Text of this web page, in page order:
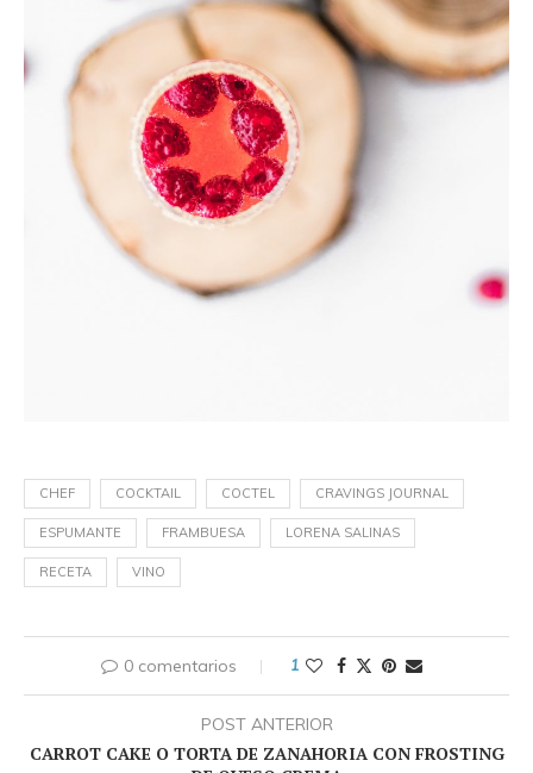
CHEF COCKTAIL COCTEL CRAVINGS JOURNAL
ESPUMANTE FRAMBUESA LORENA SALINAS
RECETA VINO
0 comentarios 1
POST ANTERIOR
CARROT CAKE O TORTA DE ZANAHORIA CON FROSTING